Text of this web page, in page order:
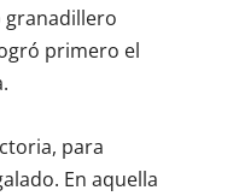
granadillero
primero el
para
En aquella